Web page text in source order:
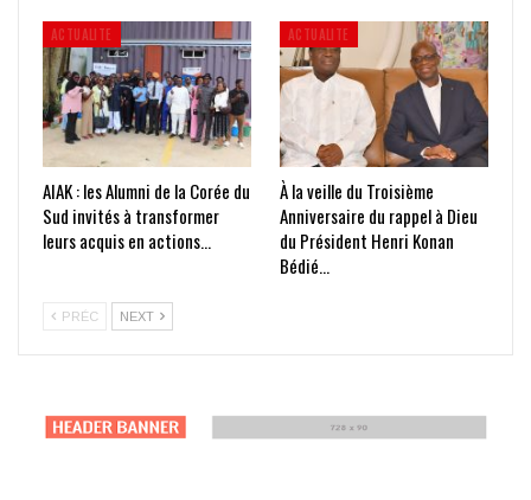
ACTUALITE
AIAK : les Alumni de la Corée du
Sud invités à transformer
leurs acquis en actions…
ACTUALITE
À la veille du Troisième
Anniversaire du rappel à Dieu
du Président Henri Konan
Bédié…
PRÉC NEXT